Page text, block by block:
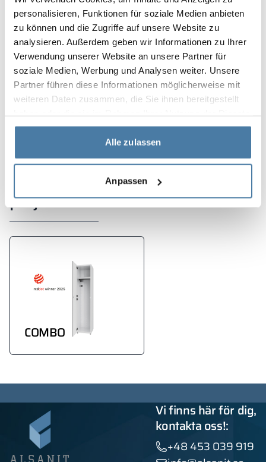
personalisieren, Funktionen für soziale Medien anbieten
zu können und die Zugriffe auf unsere Website zu
analysieren. Außerdem geben wir Informationen zu Ihrer
Verwendung unserer Website an unsere Partner für
soziale Medien, Werbung und Analysen weiter. Unsere
Partner führen diese Informationen möglicherweise mit
weiteren Daten zusammen, die Sie ihnen bereitgestellt
gesammelt haben.
Alle zulassen
Anpassen
Användningen av högkvalitativa material och
kombinationen av glas med trälisterna på bänkarna
understryker projektets prestigefyllda karaktär.
Projektets egenskaper:
modulär stomkonstruktion
säkerhet vid användning
Produkter som används i
projektet
COMBO
Vi finns här för dig,
kontakta oss!:
+48 453 039 919